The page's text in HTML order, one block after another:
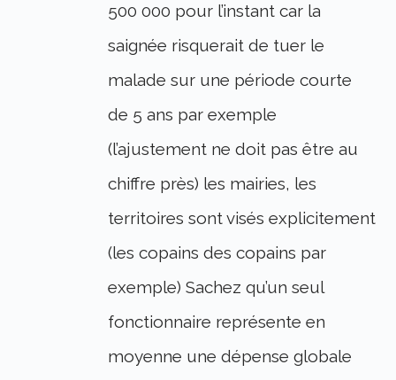
500 000 pour l’instant car la
saignée risquerait de tuer le
malade sur une période courte
de 5 ans par exemple
(l’ajustement ne doit pas être au
chiffre près) les mairies, les
territoires sont visés explicitement
(les copains des copains par
exemple) Sachez qu’un seul
fonctionnaire représente en
moyenne une dépense globale